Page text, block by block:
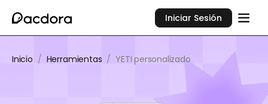
Iniciar Sesión
Inicio / Herramientas / YETI personalizado